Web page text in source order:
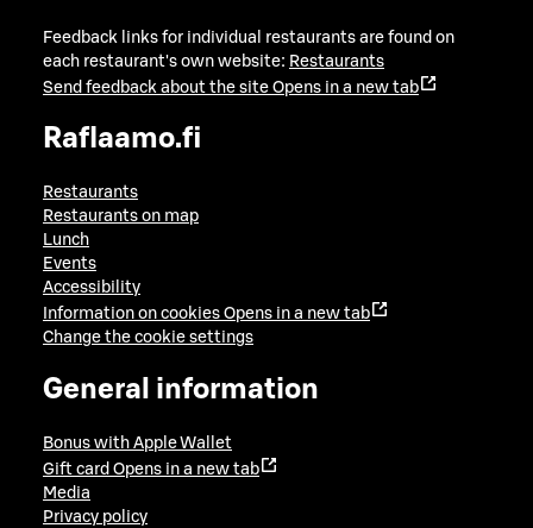
Feedback links for individual restaurants are found on
each restaurant's own website: Restaurants
Send feedback about the site Opens in a new tab
Raflaamo.fi
Restaurants
Restaurants on map
Lunch
Events
Accessibility
Information on cookies Opens in a new tab
Change the cookie settings
General information
Bonus with Apple Wallet
Gift card Opens in a new tab
Media
Privacy policy